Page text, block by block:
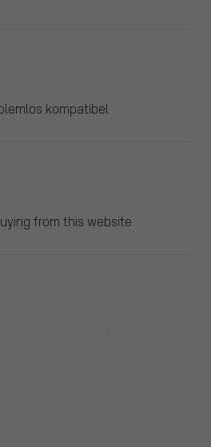
kompatibel
from this website
und kann zurückgebogen
Mein jahrealter Tubus L.O.C.C